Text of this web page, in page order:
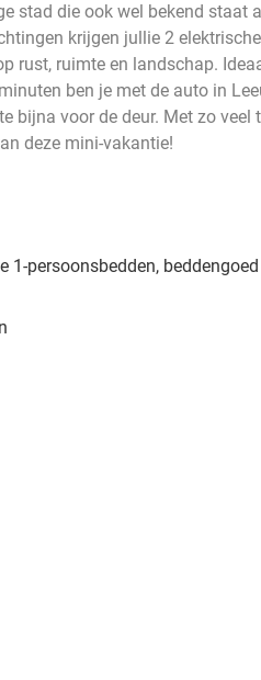
stad die ook wel bekend staat
krijgen jullie 2
rust, ruimte en landschap.
ben je met de auto in
bijna voor de deur. Met zo
deze mini-vakantie!
1-persoonsbedden,